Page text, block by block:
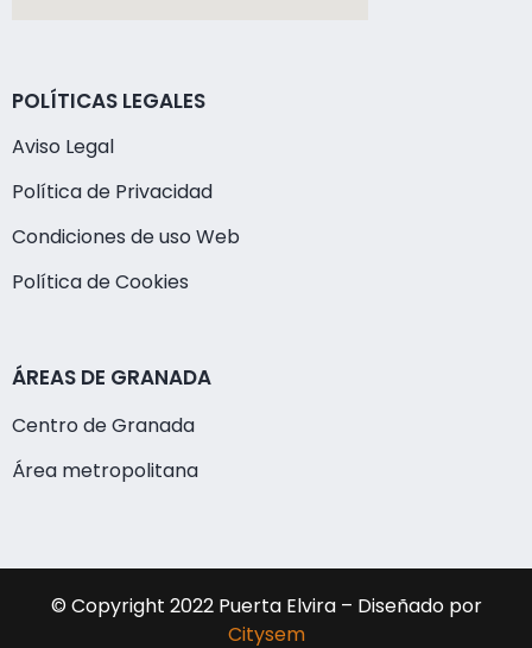
POLÍTICAS LEGALES
Aviso Legal
Política de Privacidad
Condiciones de uso Web
Política de Cookies
ÁREAS DE GRANADA
Centro de Granada
Área metropolitana
© Copyright 2022 Puerta Elvira – Diseñado por
Citysem